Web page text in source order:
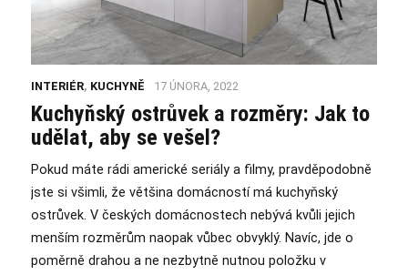
INTERIÉR, KUCHYNĚ 17 ÚNORA, 2022
Kuchyňský ostrůvek a rozměry: Jak to
udělat, aby se vešel?
Pokud máte rádi americké seriály a filmy, pravděpodobně
jste si všimli, že většina domácností má kuchyňský
ostrůvek. V českých domácnostech nebývá kvůli jejich
menším rozměrům naopak vůbec obvyklý. Navíc, jde o
poměrně drahou a ne nezbytně nutnou položku v